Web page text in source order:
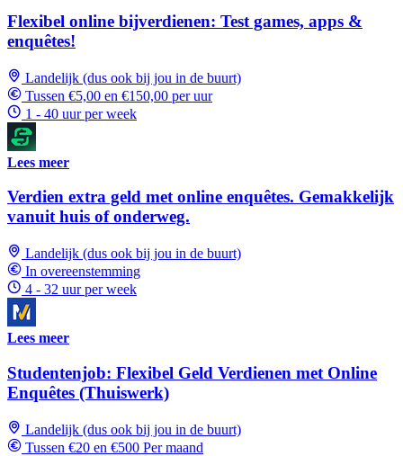
Flexibel online bijverdienen: Test games, apps &
enquêtes!
Landelijk (dus ook bij jou in de buurt)
Tussen €5,00 en €150,00 per uur
1 - 40 uur per week
Lees meer
Verdien extra geld met online enquêtes. Gemakkelijk
vanuit huis of onderweg.
Landelijk (dus ook bij jou in de buurt)
In overeenstemming
4 - 32 uur per week
Lees meer
Studentenjob: Flexibel Geld Verdienen met Online
Enquêtes (Thuiswerk)
Landelijk (dus ook bij jou in de buurt)
Tussen €20 en €500 Per maand